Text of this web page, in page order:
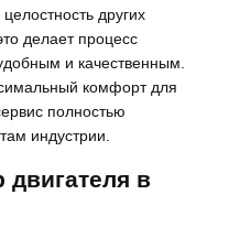
других
делает процесс
и качественным.
комфорт для
полностью
индустрии.
в